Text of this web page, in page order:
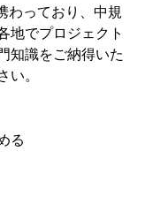
わっており、中規
地でプロジェクト
知識をご納得いた
。
る